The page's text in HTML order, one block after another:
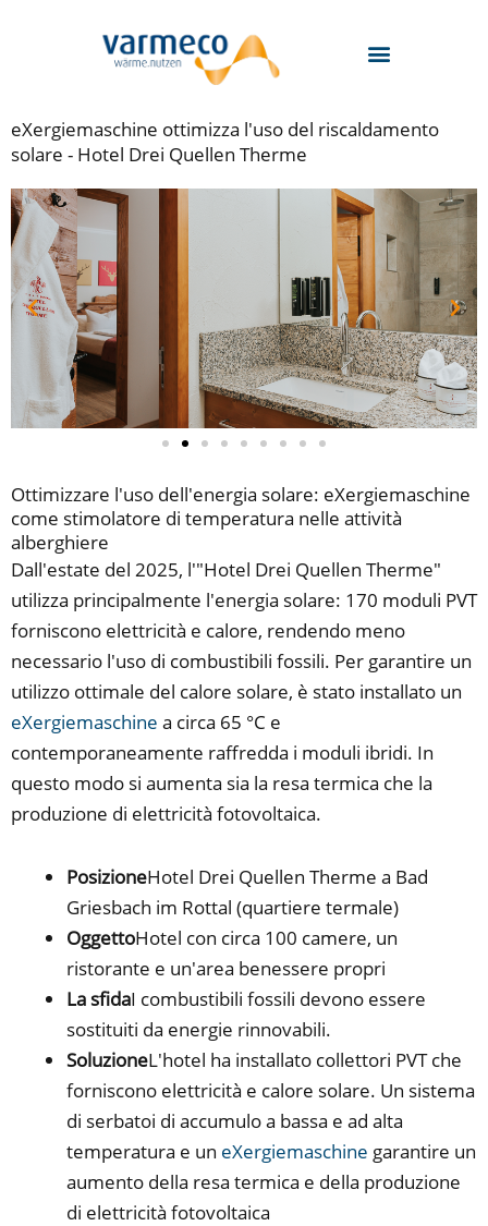
eXergiemaschine ottimizza l'uso del riscaldamento
solare - Hotel Drei Quellen Therme
Ottimizzare l'uso dell'energia solare: eXergiemaschine
come stimolatore di temperatura nelle attività
alberghiere
Dall'estate del 2025, l'"Hotel Drei Quellen Therme"
utilizza principalmente l'energia solare: 170 moduli PVT
forniscono elettricità e calore, rendendo meno
necessario l'uso di combustibili fossili. Per garantire un
utilizzo ottimale del calore solare, è stato installato un
eXergiemaschine a circa 65 °C e
contemporaneamente raffredda i moduli ibridi. In
questo modo si aumenta sia la resa termica che la
produzione di elettricità fotovoltaica.
PosizioneHotel Drei Quellen Therme a Bad
Griesbach im Rottal (quartiere termale)
OggettoHotel con circa 100 camere, un
ristorante e un'area benessere propri
La sfidaI combustibili fossili devono essere
sostituiti da energie rinnovabili.
SoluzioneL'hotel ha installato collettori PVT che
forniscono elettricità e calore solare. Un sistema
di serbatoi di accumulo a bassa e ad alta
temperatura e un eXergiemaschine garantire un
aumento della resa termica e della produzione
di elettricità fotovoltaica